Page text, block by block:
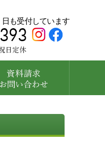
も受付しています